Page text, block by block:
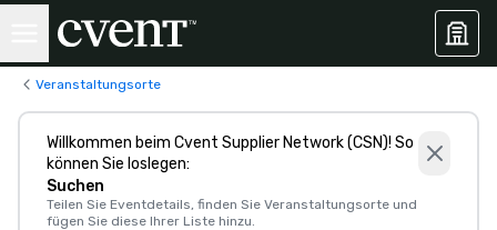
Veranstaltungsorte
Willkommen beim Cvent Supplier Network (CSN)! So
können Sie loslegen:
Suchen
Teilen Sie Eventdetails, finden Sie Veranstaltungsorte und
fügen Sie diese Ihrer Liste hinzu.